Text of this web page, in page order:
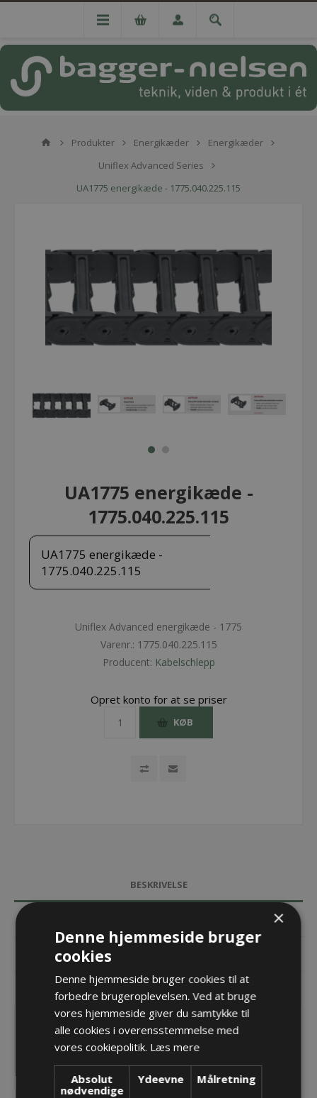
Produkter Energikæder
Energikæder
Uniflex Advanced Series
UA1775 energikæde - 1775.040.225.115
UA1775 energikæde -
1775.040.225.115
UA1775 energikæde -
1775.040.225.115
Uniflex Advanced energikæde - 1775
Varenr.: 1775.040.225.115
Producent: Kabelschlepp
Opret konto for at se priser
KØB
BESKRIVELSE
KONTAKT OS
Uniflex Advanced energikæde - 1775
Indvendig åbning
Bi=225
Fås op til Bi=400 ved forespørgsel
×
Denne hjemmeside bruger
cookies
Denne hjemmeside bruger cookies til at
forbedre brugeroplevelsen. Ved at bruge
vores hjemmeside giver du samtykke til
alle cookies i overensstemmelse med
vores cookiepolitik. Læs mere
Absolut
nødvendige
Ydeevne Målretning